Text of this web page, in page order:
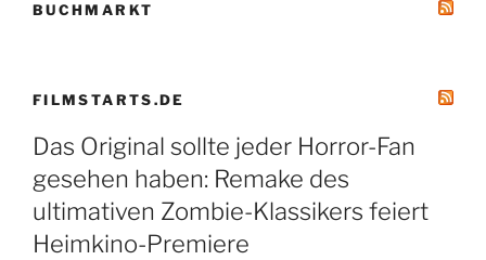
BUCHMARKT
FILMSTARTS.DE
Das Original sollte jeder Horror-Fan
gesehen haben: Remake des
ultimativen Zombie-Klassikers feiert
Heimkino-Premiere